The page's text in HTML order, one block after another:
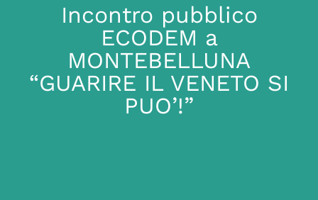
Incontro pubblico
ECODEM a
MONTEBELLUNA
“GUARIRE IL VENETO SI
PUO’!”